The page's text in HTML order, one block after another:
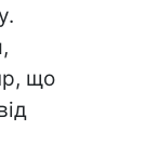
що